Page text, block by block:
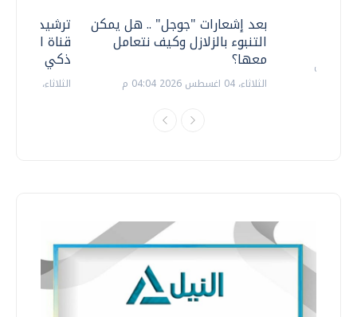
ترشيدا
قناة
ذكي
الثلاثاء، 14 يوليو 2026 06:11 م
بعد إشعارات "جوجل" .. هل يمكن
التنبوء بالزلازل وكيف نتعامل
معها؟
الثلاثاء، 04 اغسطس 2026 04:04 م